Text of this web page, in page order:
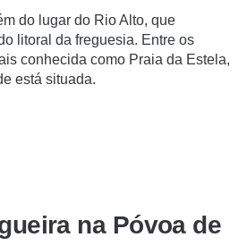
do lugar do Rio Alto, que
litoral da freguesia. Entre os
conhecida como Praia da Estela,
está situada.
na Póvoa de